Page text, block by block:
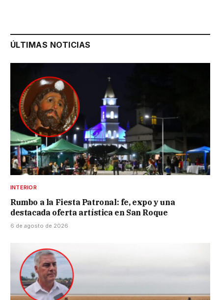
ÚLTIMAS NOTICIAS
INTERIOR
Rumbo a la Fiesta Patronal: fe, expo y una
destacada oferta artística en San Roque
6 de agosto de 2026